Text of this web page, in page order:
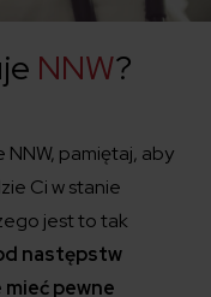
NNW?
pamiętaj, aby
Ci w stanie
jest to tak
następstw
pewne